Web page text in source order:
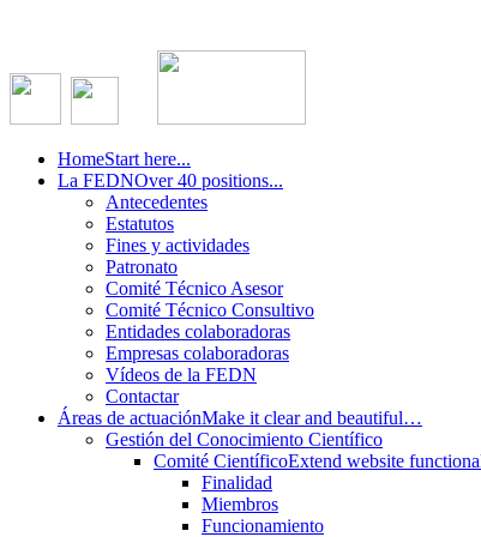
HomeStart here...
La FEDNOver 40 positions...
Antecedentes
Estatutos
Fines y actividades
Patronato
Comité Técnico Asesor
Comité Técnico Consultivo
Entidades colaboradoras
Empresas colaboradoras
Vídeos de la FEDN
Contactar
Áreas de actuaciónMake it clear and beautiful…
Gestión del Conocimiento Científico
Comité CientíficoExtend website
Finalidad
Miembros
Funcionamiento